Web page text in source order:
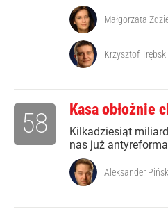
Małgorzata
Krzysztof Trębski
Kasa obłożnie
Kilkadziesiąt
nas już
58
Aleksander